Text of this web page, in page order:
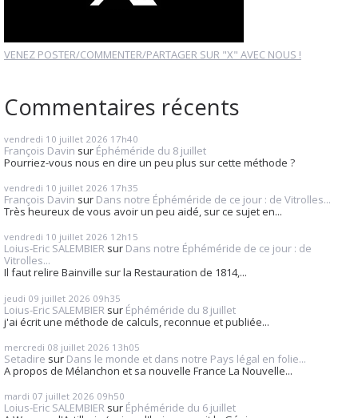
VENEZ POSTER/COMMENTER/PARTAGER SUR "X" AVEC NOUS !
Commentaires récents
vendredi 10 juillet 2026 17h40
François Davin sur Éphéméride du 8 juillet
Pourriez-vous nous en dire un peu plus sur cette méthode ?
vendredi 10 juillet 2026 17h35
François Davin sur Dans notre Éphéméride de ce jour : de Vitrolles...
Très heureux de vous avoir un peu aidé, sur ce sujet en...
vendredi 10 juillet 2026 12h15
Loius-Eric SALEMBIER sur Dans notre Éphéméride de ce jour : de
Vitrolles...
Il faut relire Bainville sur la Restauration de 1814,...
jeudi 09 juillet 2026 09h35
Loius-Eric SALEMBIER sur Éphéméride du 8 juillet
j'ai écrit une méthode de calculs, reconnue et publiée...
mercredi 08 juillet 2026 13h05
Setadire sur Dans le monde et dans notre Pays légal en folie...
A propos de Mélanchon et sa nouvelle France La Nouvelle...
mardi 07 juillet 2026 09h50
Loius-Eric SALEMBIER sur Éphéméride du 6 juillet